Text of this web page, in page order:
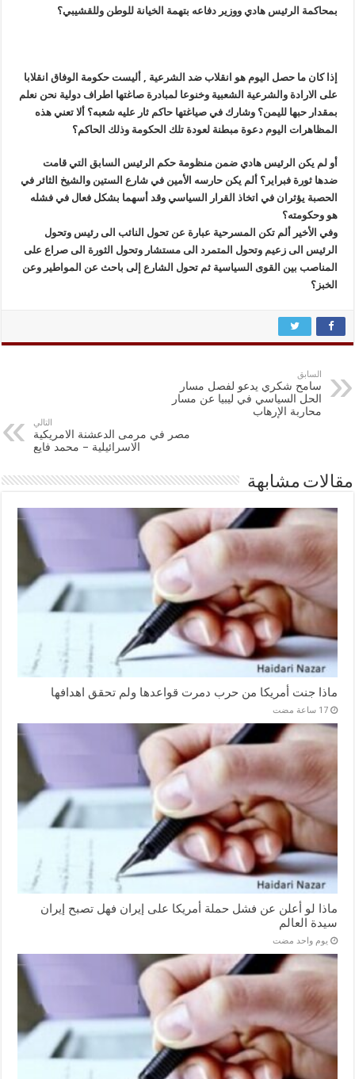
بمحاكمة الرئيس هادي ووزير دفاعه بتهمة الخيانة للوطن وللقشيبي؟
إذا كان ما حصل اليوم هو انقلاب ضد الشرعية , أليست حكومة الوفاق انقلابا
على الارادة والشرعية الشعبية وخنوعا لمبادرة صاغتها اطراف دولية نحن نعلم
بمقدار حبها لليمن؟ وشارك في صياغتها حاكم ثار عليه شعبه؟ ألا تعني هذه
المظاهرات اليوم دعوة مبطنة لعودة تلك الحكومة وذلك الحاكم؟
أو لم يكن الرئيس هادي ضمن منظومة حكم الرئيس السابق التي قامت
ضدها ثورة فبراير؟ ألم يكن حارسه الأمين في شارع الستين والشيخ الثائر في
الحصبة يؤثران في اتخاذ القرار السياسي وقد أسهما بشكل فعال في فشله
هو وحكومته؟
وفي الأخير ألم تكن المسرحية عبارة عن تحول النائب الى رئيس وتحول
الرئيس الى زعيم وتحول المتمرد الى مستشار وتحول الثورة الى صراع على
المناصب بين القوى السياسية ثم تحول الشارع إلى باحث عن المواطير وعن
الخبز؟
السابق
سامح شكري يدعو لفصل مسار
الحل السياسي في ليبيا عن مسار
محاربة الإرهاب
التالي
مصر في مرمى الدعشنة الامريكية
الاسرائيلية – محمد فايع
مقالات مشابهة
ماذا جنت أمريكا من حرب دمرت قواعدها ولم تحقق اهدافها
‏17 ساعة مضت
ماذا لو أعلن عن فشل حملة أمريكا على إيران فهل تصبح إيران
سيدة العالم
‏يوم واحد مضت